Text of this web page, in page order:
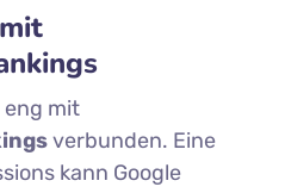
eng mit
verbunden. Eine
kann Google